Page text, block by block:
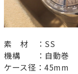
素 材 ：SS
機構 ：自動巻
ケース径：45mm